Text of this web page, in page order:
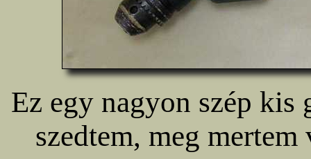
Ez egy nagyon szép kis
szedtem, meg